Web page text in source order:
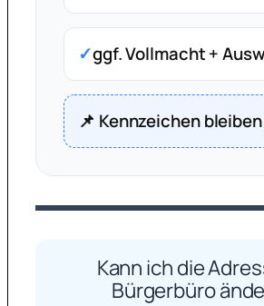
✓ggf. Vollmacht +
📌 Kennzeichen
Kann ich die
Bürgerbüro